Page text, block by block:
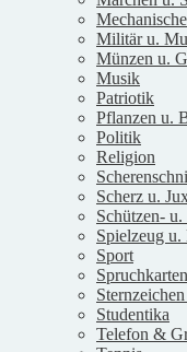
Militär u.
Münzen u.
Musik
Patriotik
Pflanzen u.
Politik
Religion
Scherz u.
Schützen- u.
Spielzeug
Sport
Spruchkarten
Studentika
Telefon &